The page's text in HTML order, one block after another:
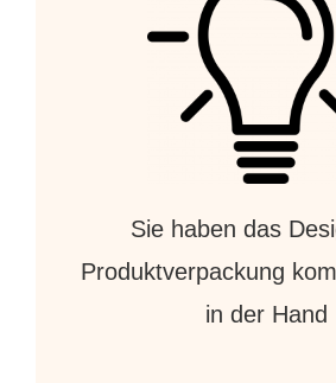
Sie haben das
Produktverpackung
in der Hand